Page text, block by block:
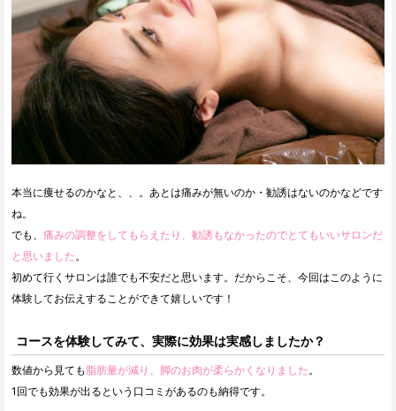
本当に痩せるのかなと、、。あとは痛みが無いのか・勧誘はないのかなどです
ね。
でも、 痛みの調整をしてもらえたり、勧誘もなかったのでとてもいいサロンだ
と思いました。
初めて行くサロンは誰でも不安だと思います。だからこそ、今回はこのように
体験してお伝えすることができて嬉しいです！
コースを体験してみて、実際に効果は実感しましたか？
数値から見ても 脂肪量が減り、脚のお肉が柔らかくなりました。
1回でも効果が出るという口コミがあるのも納得です。